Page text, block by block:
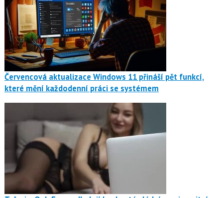
Červencová aktualizace Windows 11 přináší pět funkcí,
které mění každodenní práci se systémem